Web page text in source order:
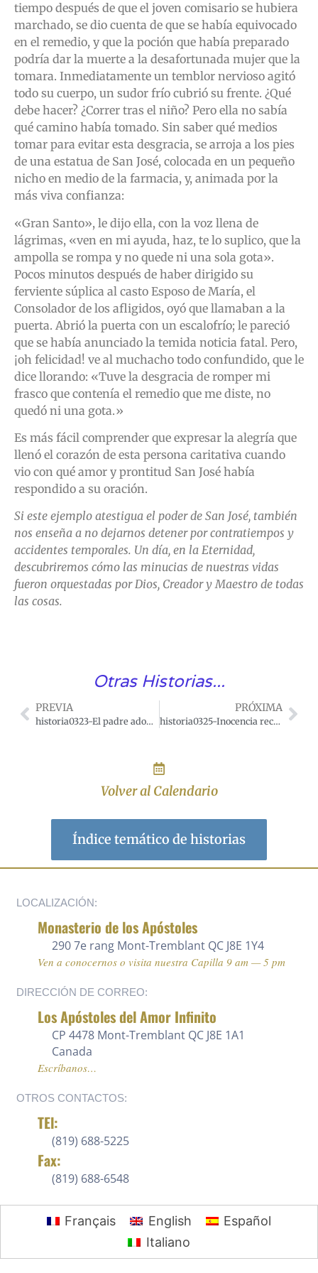
tiempo después de que el joven comisario se hubiera
marchado, se dio cuenta de que se había equivocado
en el remedio, y que la poción que había preparado
podría dar la muerte a la desafortunada mujer que la
tomara. Inmediatamente un temblor nervioso agitó
todo su cuerpo, un sudor frío cubrió su frente. ¿Qué
debe hacer? ¿Correr tras el niño? Pero ella no sabía
qué camino había tomado. Sin saber qué medios
tomar para evitar esta desgracia, se arroja a los pies
de una estatua de San José, colocada en un pequeño
nicho en medio de la farmacia, y, animada por la
más viva confianza:
«Gran Santo», le dijo ella, con la voz llena de
lágrimas, «ven en mi ayuda, haz, te lo suplico, que la
ampolla se rompa y no quede ni una sola gota».
Pocos minutos después de haber dirigido su
ferviente súplica al casto Esposo de María, el
Consolador de los afligidos, oyó que llamaban a la
puerta. Abrió la puerta con un escalofrío; le pareció
que se había anunciado la temida noticia fatal. Pero,
¡oh felicidad! ve al muchacho todo confundido, que le
dice llorando: «Tuve la desgracia de romper mi
frasco que contenía el remedio que me diste, no
quedó ni una gota.»
Es más fácil comprender que expresar la alegría que
llenó el corazón de esta persona caritativa cuando
vio con qué amor y prontitud San José había
respondido a su oración.
Si este ejemplo atestigua el poder de San José, también
nos enseña a no dejarnos detener por contratiempos y
accidentes temporales. Un día, en la Eternidad,
descubriremos cómo las minucias de nuestras vidas
fueron orquestadas por Dios, Creador y Maestro de todas
las cosas.
Otras Historias...
PREVIA
historia0323-El padre adoptivo de los pobres.
PRÓXIMA
historia0325-Inocencia reconocida.
Volver al Calendario
Índice temático de historias
LOCALIZACIÓN:
Monasterio de los Apóstoles
290 7e rang Mont-Tremblant QC J8E 1Y4
Ven a conocernos o visita nuestra Capilla 9 am — 5 pm
DIRECCIÓN DE CORREO:
Los Apóstoles del Amor Infinito
CP 4478 Mont-Tremblant QC J8E 1A1
Canada
Escríbanos…
OTROS CONTACTOS:
TEl:
(819) 688-5225 ‍
Fax:
(819) 688-6548
Français English
Español
Italiano